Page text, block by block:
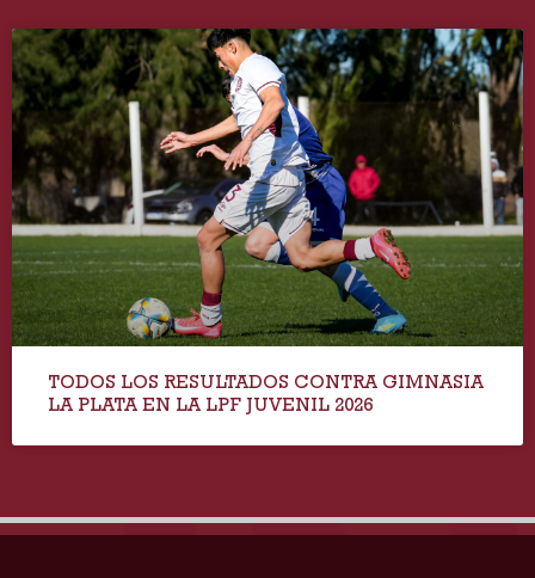
TODOS LOS RESULTADOS CONTRA GIMNASIA
LA PLATA EN LA LPF JUVENIL 2026